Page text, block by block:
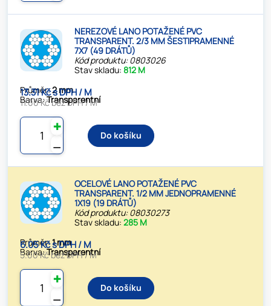
NEREZOVÉ LANO POTAŽENÉ PVC
TRANSPARENT. 2/3 MM ŠESTIPRAMENNÉ
7X7 (49 DRÁTŮ)
Kód produktu: 0803026
Stav skladu:812 M
Průměr:2 mm
Barva:Transparentní
13.31 Kč s DPH / M
11.00 Kč bez DPH / M
⚊
✚
Do košíku
OCELOVÉ LANO POTAŽENÉ PVC
TRANSPARENT. 1/2 MM JEDNOPRAMENNÉ
1X19 (19 DRÁTŮ)
Kód produktu: 08030273
Stav skladu:285 M
Průměr:1 mm
Barva:Transparentní
6.05 Kč s DPH / M
5.00 Kč bez DPH / M
⚊
✚
Do košíku